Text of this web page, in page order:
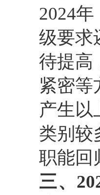
2024
级要求
待提高
紧密等
产生以
类别较
职能回
三、